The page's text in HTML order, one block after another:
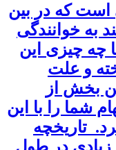
است که در بین
به خوانندگی
چه چیزی این
و علت
بخش از
شما را با این
تاریخچه
زیادی در طول